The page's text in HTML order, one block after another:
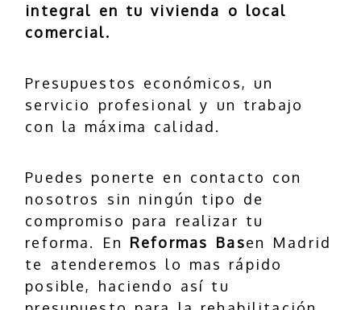
integral en tu vivienda o local
comercial.
Presupuestos económicos, un
servicio profesional y un trabajo
con la máxima calidad.
Puedes ponerte en contacto con
nosotros sin ningún tipo de
compromiso para realizar tu
reforma. En Reformas Basen Madrid
te atenderemos lo mas rápido
posible, haciendo así tu